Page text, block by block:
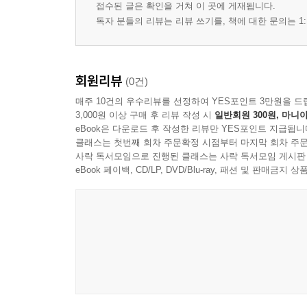
접수된 글은 확인을 거쳐 이 곳에 게재됩니다.
독자 분들의 리뷰는 리뷰 쓰기를, 책에 대한 문의는
회원리뷰 (0건)
매주 10건의 우수리뷰를 선정하여 YES포인트 3만원을 드
3,000원 이상 구매 후 리뷰 작성 시 일반회원 300원, 마니
eBook은 다운로드 후 작성한 리뷰만 YES포인트 지급됩니
클래스는 첫번째 회차 주문확정 시점부터 마지막 회차 주
사락 독서모임으로 진행된 클래스는 사락 독서모임 게시
eBook 페이백, CD/LP, DVD/Blu-ray, 패션 및 판매금지 상